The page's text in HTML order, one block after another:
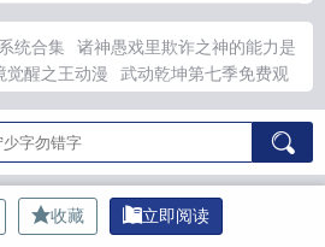
统合集
诸神愚戏里欺诈之神的能力是
觉醒之王动漫
武动乾坤第七季免费观
读最新章节 斩神死亡顺序
第一章傻子
人外克苏鲁(HPN)
古希腊神话谎言之
别 宦海官途刚刚最新更新章节免费
斩
立 欺骗众神by绿窗帘免费阅读
谍战代号：未亡人 雨露均沾
收藏 立即阅读